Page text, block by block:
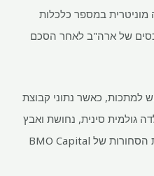
במספר כלכלות
של ארה"ב לאחר הסכם
למתכות, כאשר נתוני קבוצת
גולמית סינית, נחושת ואבץ
בנובמבר ודצמבר", אמרה אנליסטית הסחורות של BMO Capital